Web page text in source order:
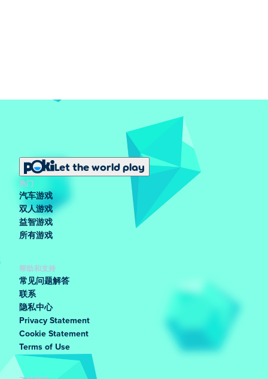
Let the world play
热门
汽车游戏
双人游戏
益智游戏
所有游戏
帮助和支持
常见问题解答
联系
隐私中心
Privacy Statement
Cookie Statement
Terms of Use